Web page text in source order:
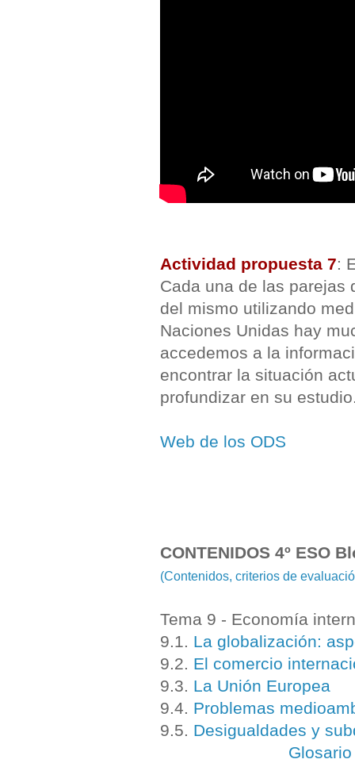
Actividad propuesta 7:
Cada una de las parejas
del mismo utilizando
Naciones Unidas hay
accedemos a la
encontrar la situación
profundizar en su
Web de los ODS
CONTENIDOS 4º ESO
(Contenidos, criterios de
Tema 9 - Economía
9.1. La globalización:
9.2. El comercio
9.3. La Unión Europea
9.4. Problemas
9.5. Desigualdades y
Glosario